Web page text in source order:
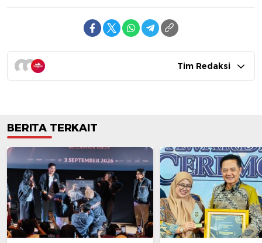
Tim Redaksi
BERITA TERKAIT